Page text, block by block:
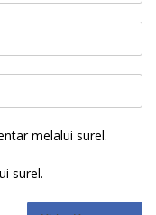
melalui surel.
surel.